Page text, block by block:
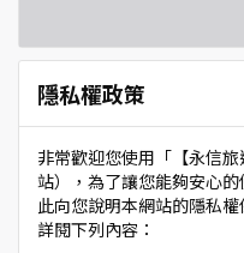
隱私權政策
非常歡迎您使用「【永信
站），為了讓您能夠安心
此向您說明本網站的隱私
詳閱下列內容：